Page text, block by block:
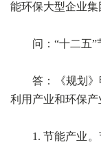
能环保大型企业集
问：“十二五”
答：《规划》
利用产业和环保产
1. 节能产业。